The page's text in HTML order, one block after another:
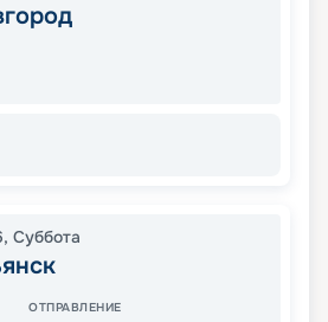
, Суббота
ОТПРАВЛЕНИЕ